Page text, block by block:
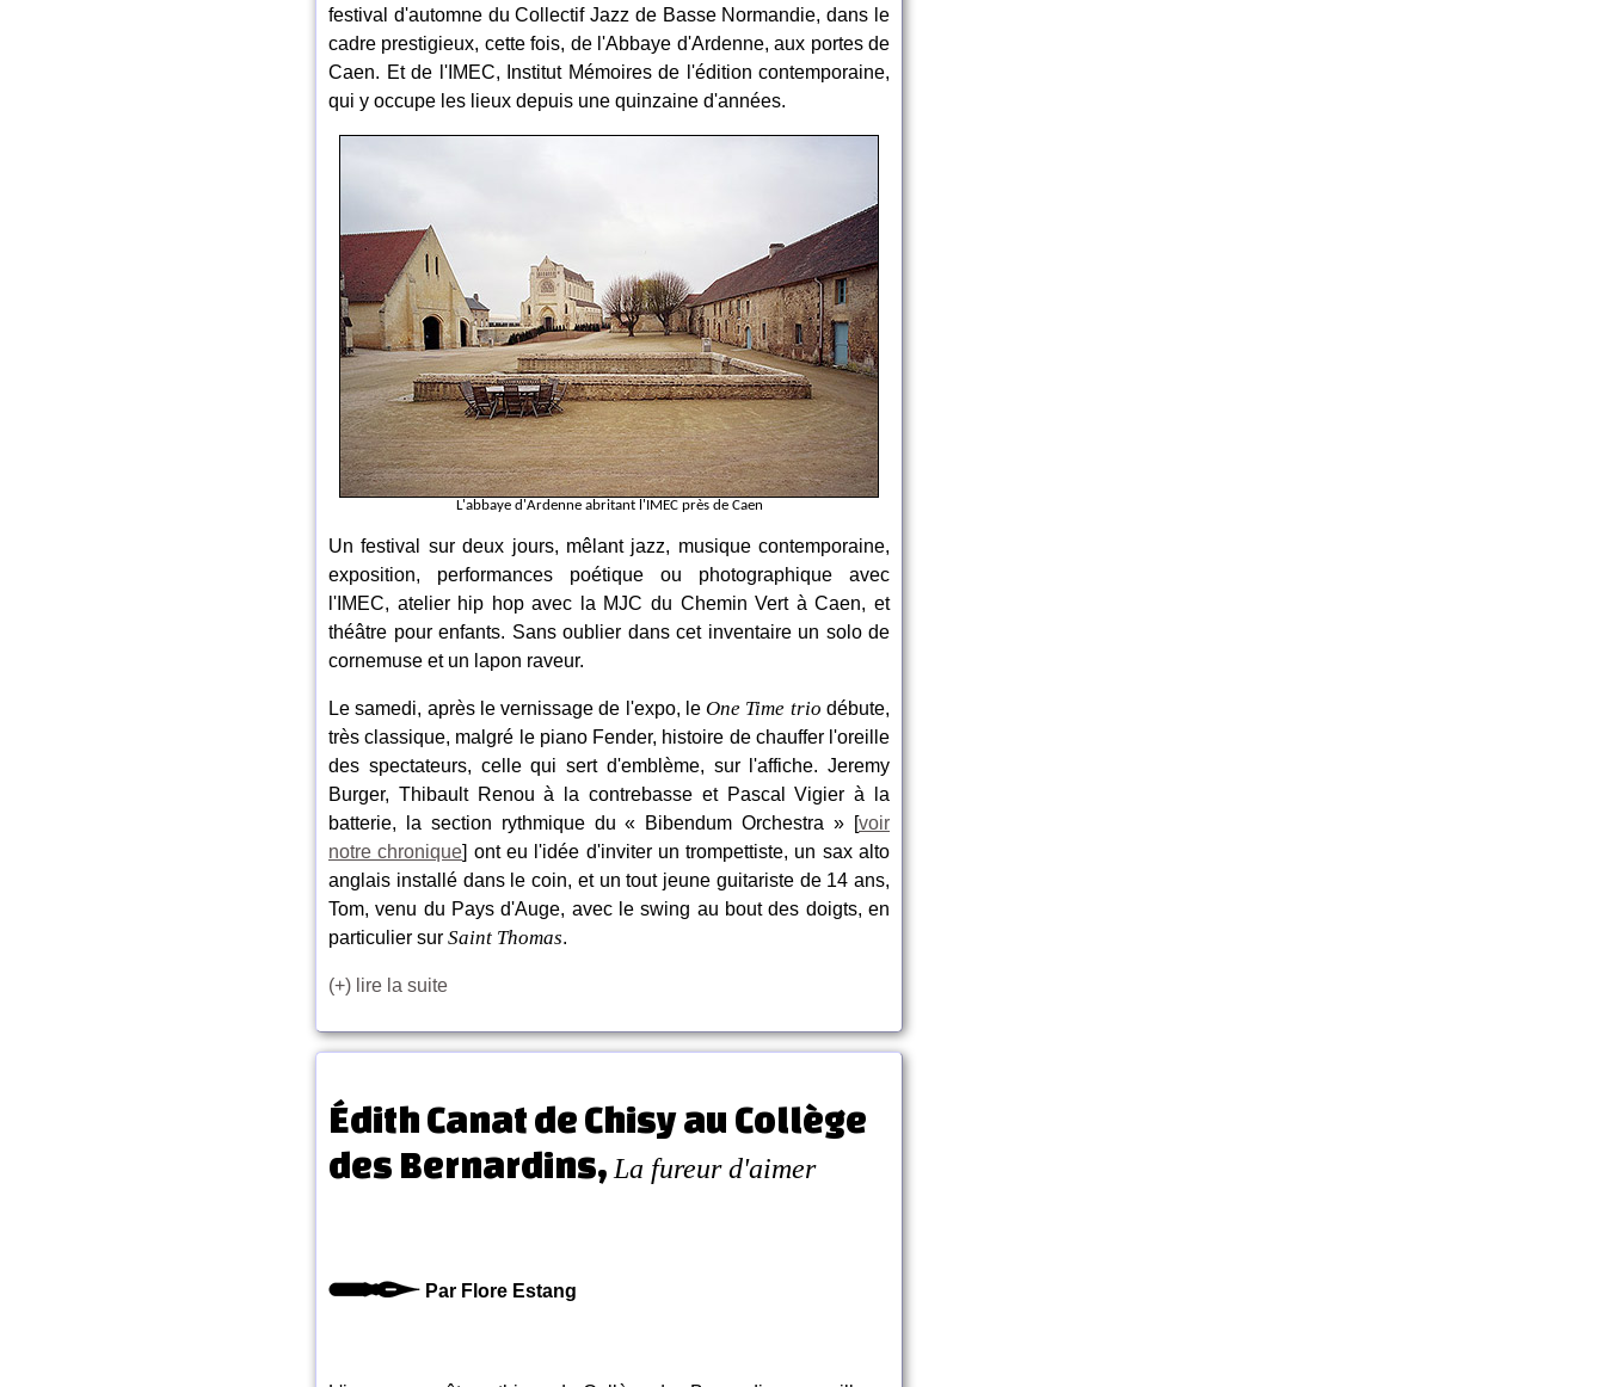
festival d'automne du Collectif Jazz de Basse Normandie, dans le
cadre prestigieux, cette fois, de l'Abbaye d'Ardenne, aux portes de
Caen. Et de l'IMEC, Institut Mémoires de l'édition contemporaine,
qui y occupe les lieux depuis une quinzaine d'années.
L'abbaye d'Ardenne abritant l'IMEC près de Caen
Un festival sur deux jours, mêlant jazz, musique contemporaine,
exposition, performances poétique ou photographique avec
l'IMEC, atelier hip hop avec la MJC du Chemin Vert à Caen, et
théâtre pour enfants. Sans oublier dans cet inventaire un solo de
cornemuse et un lapon raveur.
Le samedi, après le vernissage de l'expo, leOne Time trio débute,
très classique, malgré le piano Fender, histoire de chauffer l'oreille
des spectateurs, celle qui sert d'emblème, sur l'affiche. Jeremy
Burger, Thibault Renou à la contrebasse et Pascal Vigier à la
batterie, la section rythmique du « Bibendum Orchestra » [voir
notre chronique] ont eu l'idée d'inviter un trompettiste, un sax alto
anglais installé dans le coin, et un tout jeune guitariste de 14 ans,
Tom, venu du Pays d'Auge, avec le swing au bout des doigts, en
particulier sur Saint Thomas.
(+) lire la suite
Édith Canat de Chisy au Collège
des Bernardins, La fureur d'aimer
Par Flore Estang